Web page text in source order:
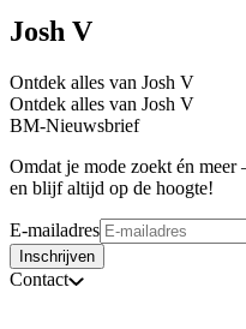
Josh V
Ontdek alles van Josh V
Ontdek alles van Josh V
BM-Nieuwsbrief
Omdat je mode zoekt én
en blijf altijd op de hoogte!
E-mailadres
Inschrijven
Contact